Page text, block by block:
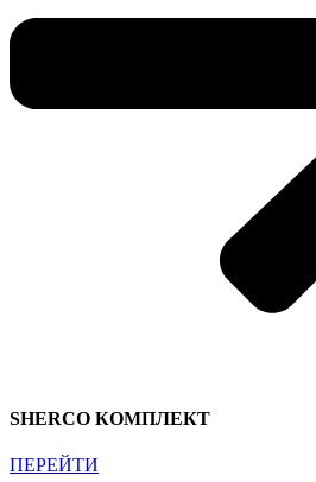
SHERCO КОМПЛЕКТ
ПЕРЕЙТИ